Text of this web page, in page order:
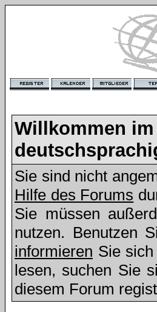
Willkommen
Sie sind nicht
Hilfe des Forums
Sie müssen
nutzen. Benutzen
informieren Sie
lesen, suchen Sie
diesem Forum